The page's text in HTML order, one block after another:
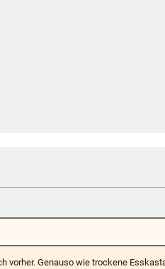
vorher. Genauso wie trockene